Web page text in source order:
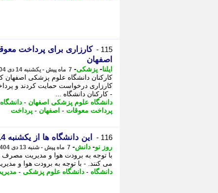
115 -
کارزاری برای پرداخت
اصفهان
ایلنا- پزشکی- 7 ماه پیش - یکشنبه 14 دی 1404، 12:02
کارکنان دانشگاه علوم پزشکی اصفهان
کارزاری درخواست حمایت کردند و
- کارکنان دانشگاه ...
دانشگاه علوم پزشکی اصفهان -
پرداخت معوقات - اصفهان - پرداخت
116 - این دانشگاه ها از یکشنبه 14 دی 1404 تا آخر هفته تعطیل شدند
روز نو- دانش- 7 ماه پیش - شنبه 13 دی 1404، 16:17
با توجه به برودت هوا و مدیریت مصرف
می کنند. - با توجه به برودت هوا و
دانشگاه - دانشگاه علوم پزشکی -